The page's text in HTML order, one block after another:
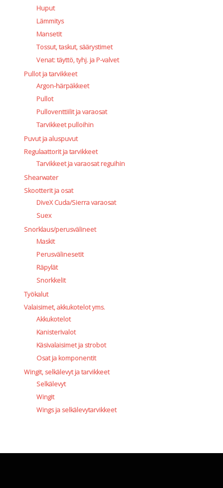
Huput
Lämmitys
Mansetit
Tossut, taskut, säärystimet
Venat: täyttö, tyhj. ja P-valvet
Pullot ja tarvikkeet
Argon-härpäkkeet
Pullot
Pulloventtiilit ja varaosat
Tarvikkeet pulloihin
Puvut ja aluspuvut
Regulaattorit ja tarvikkeet
Tarvikkeet ja varaosat reguihin
Shearwater
Skootterit ja osat
DiveX Cuda/Sierra varaosat
Suex
Snorklaus/perusvälineet
Maskit
Perusvälinesetit
Räpylät
Snorkkelit
Työkalut
Valaisimet, akkukotelot yms.
Akkukotelot
Kanisterivalot
Käsivalaisimet ja strobot
Osat ja komponentit
Wingit, selkälevyt ja tarvikkeet
Selkälevyt
Wingit
Wings ja selkälevytarvikkeet